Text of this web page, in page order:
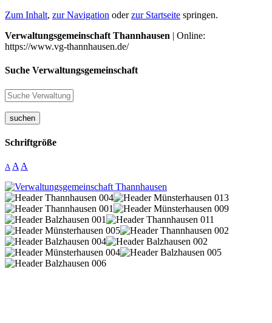
Zum Inhalt, zur Navigation oderzur Startseite springen.
Verwaltungsgemeinschaft Thannhausen | Online:
https://www.vg-thannhausen.de/
Suche Verwaltungsgemeinschaft
suchen
Schriftgröße
A A A